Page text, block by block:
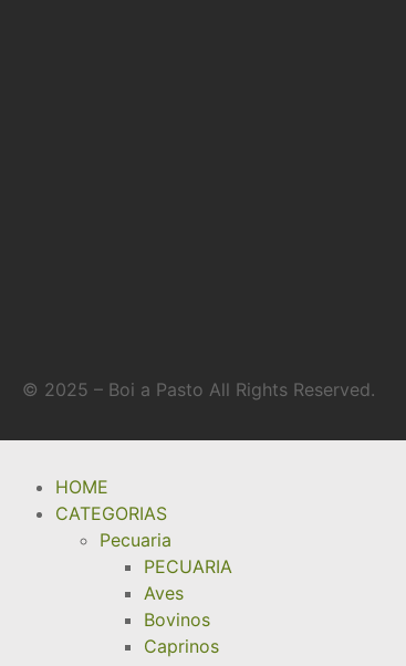
© 2025 – Boi a Pasto All Rights Reserved.
HOME
CATEGORIAS
Pecuaria
PECUARIA
Aves
Bovinos
Caprinos